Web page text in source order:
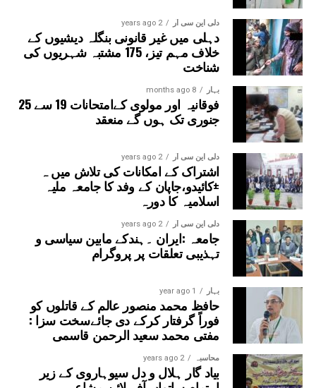
دلی این سی آر 2 years ago
دہلی میں غیر قانونی بنگلہ دیشیوں کے
خلاف مہم تیز، 175 مشتبہ شہریوں کی
شناخت
بہار 8 months ago
فوقانیہ اور مولوی کےامتحانات 19 سے 25
جنوری تک ہوں گے منعقد
دلی این سی آر 2 years ago
اشتراک کے امکانات کی تلاش میں ہ
±کائیدو،جاپان کے وفد کا جامعہ ملیہ
اسلامیہ کا دورہ
دلی این سی آر 2 years ago
جامعہ :ایران ۔ہندکے مابین سیاسی و
تہذیبی تعلقات پر پروگرام
بہار 1 year ago
حافظ محمد منصور عالم کے قاتلوں کو
فوراً گرفتار کرکے دی جائےسخت سزا :
مفتی محمد سعید الرحمن قاسمی
محاسبہ 2 years ago
بیاد گار ہلال و دل سیوہاروی کے زیر